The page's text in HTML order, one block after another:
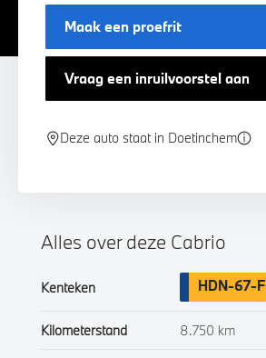
Maak een proefrit
Vraag een inruilvoorstel aan
Deze auto staat in Doetinchem
Alles over deze Cabrio
Kenteken HDN-67-F
Kilometerstand 8.750 km